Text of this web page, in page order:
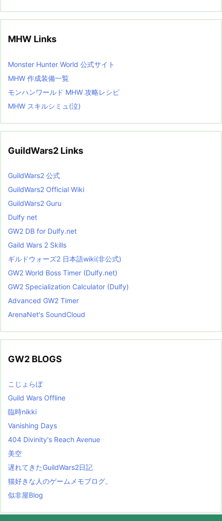
MHW Links
Monster Hunter World 公式サイト
MHW 作成装備一覧
モンハンワールド MHW 攻略レシピ
MHW スキルシミュ(泣)
GuildWars2 Links
GuildWars2 公式
GuildWars2 Official Wiki
GuildWars2 Guru
Dulfy net
GW2 DB for Dulfy.net
Gaild Wars 2 Skills
ギルドウォーズ2 日本語wiki(非公式)
GW2 World Boss Timer (Dulfy.net)
GW2 Specialization Calculator (Dulfy)
Advanced GW2 Timer
ArenaNet's SoundCloud
GW2 BLOGS
こじょらぼ
Guild Wars Offline
臨時nikki
Vanishing Days
404 Divinity's Reach Avenue
美空
遅れてきたGuildWars2日記
猫好きな人のゲームメモブログ。
似非屋Blog